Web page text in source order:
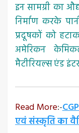
इन सामग्री का
निर्माण करके
प्रदूषकों को
अमेरिकन
मैटीरियल्स एंड
Read More:-
एवं संस्कृति का